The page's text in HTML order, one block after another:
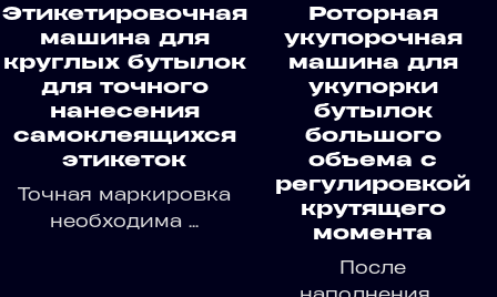
Этикетировочная
машина для
круглых бутылок
для точного
нанесения
самоклеящихся
этикеток
Точная маркировка
необходима ...
Роторная
укупорочная
машина для
укупорки
бутылок
большого
объема с
регулировкой
крутящего
момента
После